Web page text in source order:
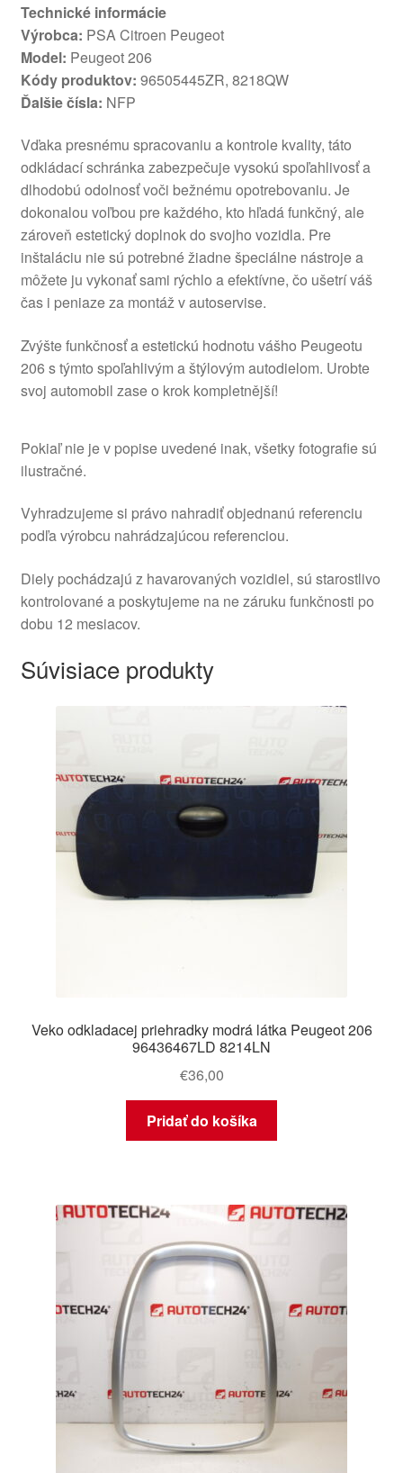
Technické informácie
Výrobca: PSA Citroen Peugeot
Model: Peugeot 206
Kódy produktov: 96505445ZR, 8218QW
Ďalšie čísla: NFP
Vďaka presnému spracovaniu a kontrole kvality, táto
odkládací schránka zabezpečuje vysokú spoľahlivosť a
dlhodobú odolnosť voči bežnému opotrebovaniu. Je
dokonalou voľbou pre každého, kto hľadá funkčný, ale
zároveň estetický doplnok do svojho vozidla. Pre
inštaláciu nie sú potrebné žiadne špeciálne nástroje a
môžete ju vykonať sami rýchlo a efektívne, čo ušetrí váš
čas i peniaze za montáž v autoservise.
Zvýšte funkčnosť a estetickú hodnotu vášho Peugeotu
206 s týmto spoľahlivým a štýlovým autodielom. Urobte
svoj automobil zase o krok kompletnější!
Pokiaľ nie je v popise uvedené inak, všetky fotografie sú
ilustračné.
Vyhradzujeme si právo nahradiť objednanú referenciu
podľa výrobcu nahrádzajúcou referenciou.
Diely pochádzajú z havarovaných vozidiel, sú starostlivo
kontrolované a poskytujeme na ne záruku funkčnosti po
dobu 12 mesiacov.
Súvisiace produkty
Veko odkladacej priehradky modrá látka Peugeot 206
96436467LD 8214LN
€36,00
Pridať do košíka